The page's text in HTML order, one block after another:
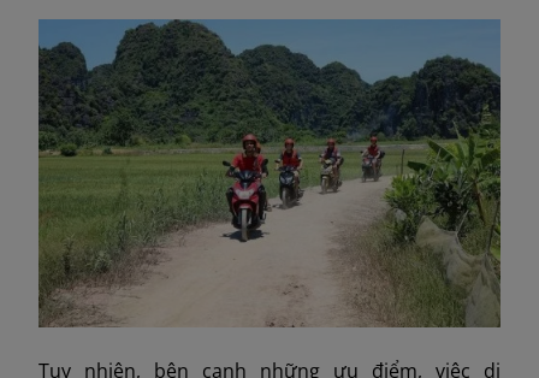
Tuy nhiên, bên cạnh những ưu điểm, việc di